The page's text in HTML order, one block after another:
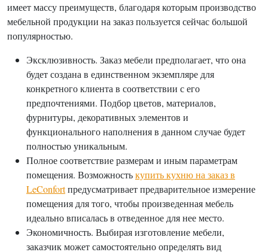
имеет массу преимуществ, благодаря которым производство
мебельной продукции на заказ пользуется сейчас большой
популярностью.
Эксклюзивность. Заказ мебели предполагает, что она
будет создана в единственном экземпляре для
конкретного клиента в соответствии с его
предпочтениями. Подбор цветов, материалов,
фурнитуры, декоративных элементов и
функционального наполнения в данном случае будет
полностью уникальным.
Полное соответствие размерам и иным параметрам
помещения. Возможностькупить кухню на заказ в
LeConfortпредусматривает предварительное измерение
помещения для того, чтобы произведенная мебель
идеально вписалась в отведенное для нее место.
Экономичность. Выбирая изготовление мебели,
заказчик может самостоятельно определять вид